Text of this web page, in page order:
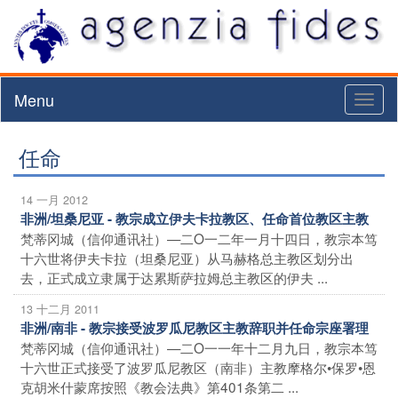
Menu
任命
14 一月 2012
非洲/坦桑尼亚 - 教宗成立伊夫卡拉教区、任命首位教区主教
梵蒂冈城（信仰通讯社）—二O一二年一月十四日，教宗本笃
十六世将伊夫卡拉（坦桑尼亚）从马赫格总主教区划分出
去，正式成立隶属于达累斯萨拉姆总主教区的伊夫 ...
13 十二月 2011
非洲/南非 - 教宗接受波罗瓜尼教区主教辞职并任命宗座署理
梵蒂冈城（信仰通讯社）—二O一一年十二月九日，教宗本笃
十六世正式接受了波罗瓜尼教区（南非）主教摩格尔•保罗•恩
克胡米什蒙席按照《教会法典》第401条第二 ...